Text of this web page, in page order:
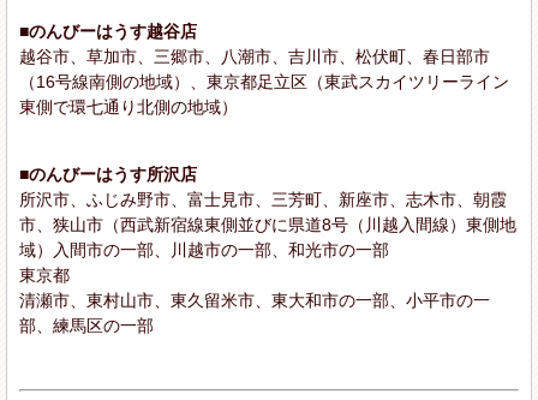
■のんびーはうす越谷店
越谷市、草加市、三郷市、八潮市、吉川市、松伏町、春日部市
（16号線南側の地域）、東京都足立区（東武スカイツリーライン
東側で環七通り北側の地域）
■のんびーはうす所沢店
所沢市、ふじみ野市、富士見市、三芳町、新座市、志木市、朝霞
市、狭山市（西武新宿線東側並びに県道8号（川越入間線）東側地
域）入間市の一部、川越市の一部、和光市の一部
東京都
清瀬市、東村山市、東久留米市、東大和市の一部、小平市の一
部、練馬区の一部